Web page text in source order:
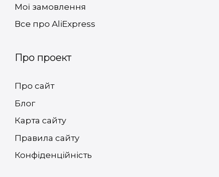
Мої замовлення
Все про AliExpress
Про проект
Про сайт
Блог
Карта сайту
Правила сайту
Конфіденційність